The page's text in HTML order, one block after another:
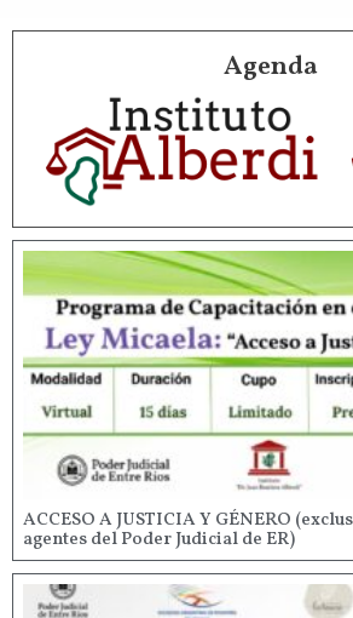
Agenda
ACCESO A JUSTICIA Y GÉNERO
agentes del Poder Judicial de ER)